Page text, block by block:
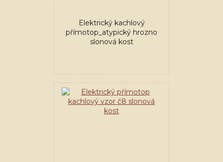
Elektrický kachlový
přímotop_atypický hrozno
slonová kost